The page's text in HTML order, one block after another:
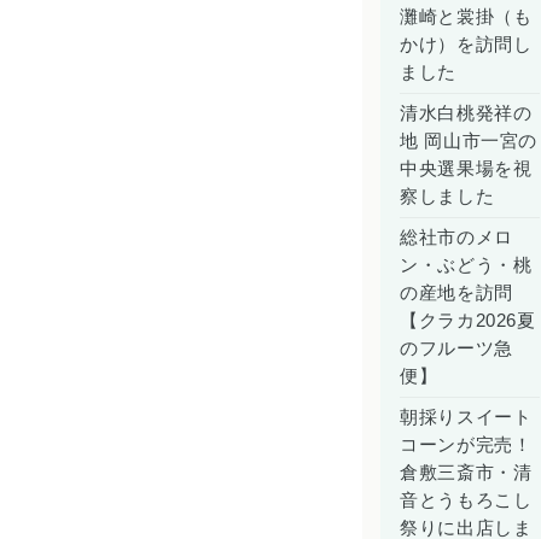
灘崎と裳掛（も
かけ）を訪問し
ました
清水白桃発祥の
地 岡山市一宮の
中央選果場を視
察しました
総社市のメロ
ン・ぶどう・桃
の産地を訪問
【クラカ2026夏
のフルーツ急
便】
朝採りスイート
コーンが完売！
倉敷三斎市・清
音とうもろこし
祭りに出店しま